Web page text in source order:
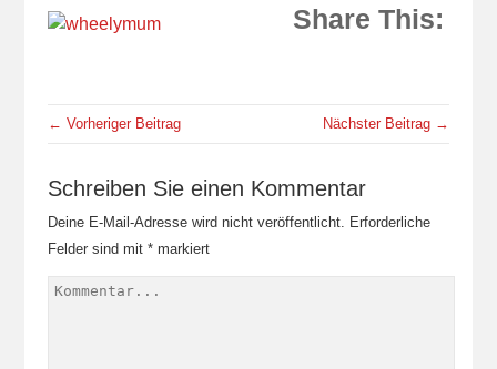
Share This:
← Vorheriger Beitrag Nächster Beitrag →
Schreiben Sie einen Kommentar
Deine E-Mail-Adresse wird nicht veröffentlicht. Erforderliche
Felder sind mit *markiert